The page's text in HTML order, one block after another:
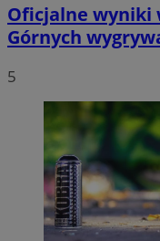
Oficjalne wyniki
Górnych
5